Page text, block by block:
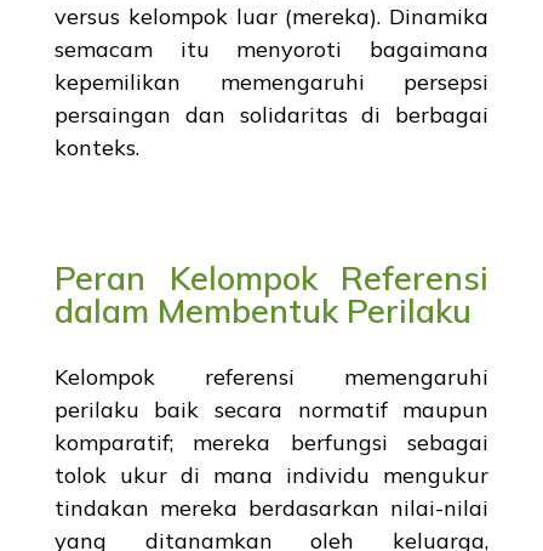
versus kelompok luar (mereka). Dinamika
semacam itu menyoroti bagaimana
kepemilikan memengaruhi persepsi
persaingan dan solidaritas di berbagai
konteks.
Peran Kelompok Referensi
dalam Membentuk Perilaku
Kelompok referensi memengaruhi
perilaku baik secara normatif maupun
komparatif; mereka berfungsi sebagai
tolok ukur di mana individu mengukur
tindakan mereka berdasarkan nilai-nilai
yang ditanamkan oleh keluarga,